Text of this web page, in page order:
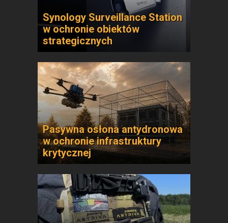
Synology Surveillance Station
w ochronie obiektów
strategicznych
Pasywna osłona antydronowa
w ochronie infrastruktury
krytycznej